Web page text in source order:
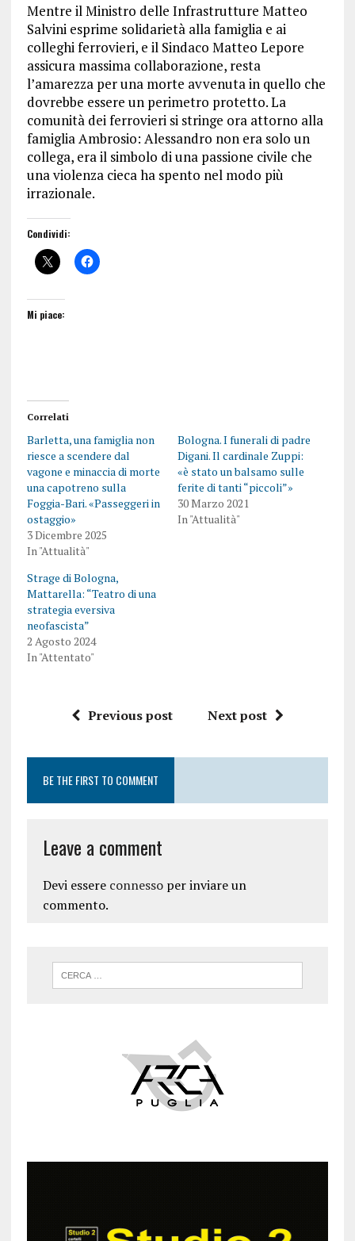
Mentre il Ministro delle Infrastrutture Matteo
Salvini esprime solidarietà alla famiglia e ai
colleghi ferrovieri, e il Sindaco Matteo Lepore
assicura massima collaborazione, resta
l’amarezza per una morte avvenuta in quello che
dovrebbe essere un perimetro protetto. La
comunità dei ferrovieri si stringe ora attorno alla
famiglia Ambrosio: Alessandro non era solo un
collega, era il simbolo di una passione civile che
una violenza cieca ha spento nel modo più
irrazionale.
Condividi:
Mi piace:
Correlati
Barletta, una famiglia non
riesce a scendere dal
vagone e minaccia di morte
una capotreno sulla
Foggia-Bari. «Passeggeri in
ostaggio»
3 Dicembre 2025
In "Attualità"
Bologna. I funerali di padre
Digani. Il cardinale Zuppi:
«è stato un balsamo sulle
ferite di tanti “piccoli”»
30 Marzo 2021
In "Attualità"
Strage di Bologna,
Mattarella: “Teatro di una
strategia eversiva
neofascista”
2 Agosto 2024
In "Attentato"
Previous post Next post
BE THE FIRST TO COMMENT
Leave a comment
Devi essere connessoper inviare un
commento.